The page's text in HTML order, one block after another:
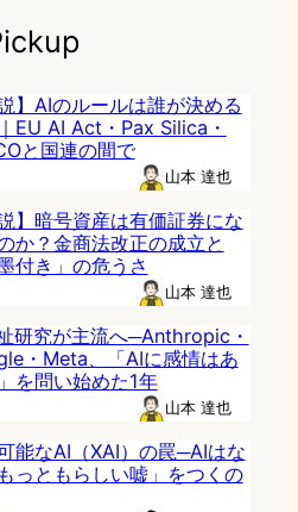
説】AIのルールは誰が決める
EU AI Act・Pax Silica・
と国連の間で
山本 達也
説】暗号資産は有価証券にな
か？金商法改正の成立と
付き」の危うさ
山本 達也
研究が主流へ─Anthropic・
・Meta、「AIに感情はあ
を問い始めた1年
山本 達也
能なAI（XAI）の罠─AIはな
っともらしい嘘」をつくの